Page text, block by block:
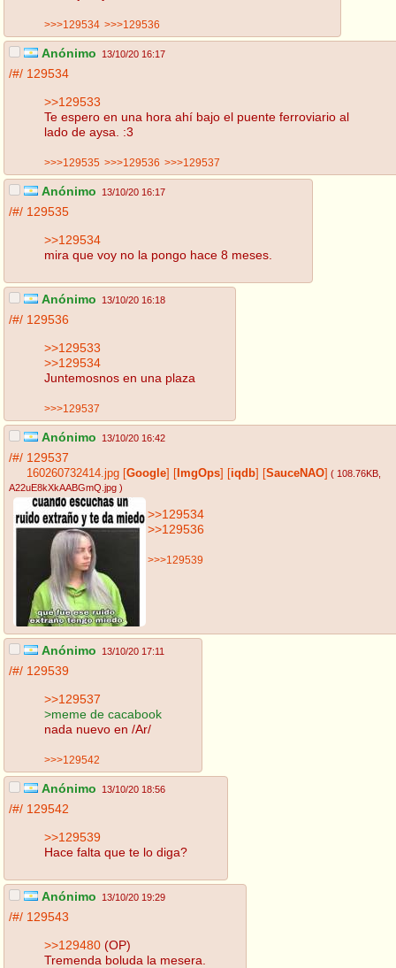
>>>129534 >>>129536
Anónimo 13/10/20 16:17
/#/ 129534
>>129533
Te espero en una hora ahí bajo el puente ferroviario al
lado de aysa. :3
>>>129535 >>>129536 >>>129537
Anónimo 13/10/20 16:17
/#/ 129535
>>129534
mira que voy no la pongo hace 8 meses.
Anónimo 13/10/20 16:18
/#/ 129536
>>129533
>>129534
Juntemosnos en una plaza
>>>129537
Anónimo 13/10/20 16:42
/#/ 129537
160260732414.jpg Google ImgOps iqdb SauceNAO ( 108.76KB
A22uE8kXkAABGmQ.jpg )
>>129534
>>129536
>>>129539
Anónimo 13/10/20 17:11
/#/ 129539
>>129537
>meme de cacabook
nada nuevo en /Ar/
>>>129542
Anónimo 13/10/20 18:56
/#/ 129542
>>129539
Hace falta que te lo diga?
Anónimo 13/10/20 19:29
/#/ 129543
>>129480 (OP)
Tremenda boluda la mesera.